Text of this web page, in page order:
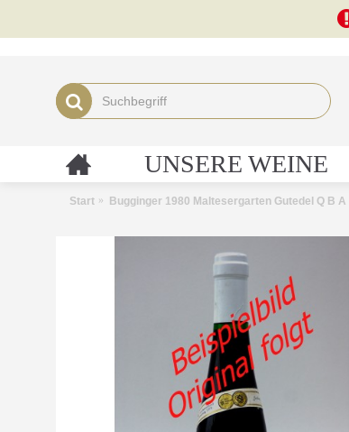
UNSERE WEINE
Start Bugginger 1980 Maltesergarten Gutedel Q B